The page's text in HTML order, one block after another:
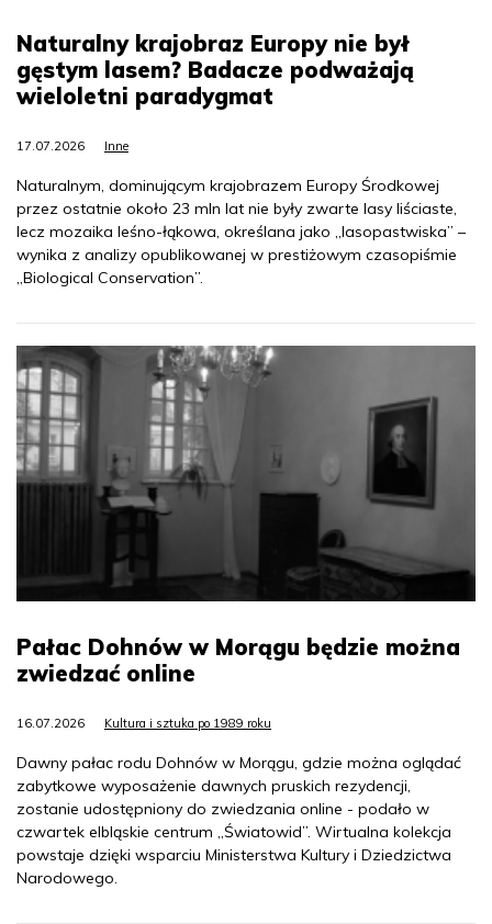
Naturalny krajobraz Europy nie był
gęstym lasem? Badacze podważają
wieloletni paradygmat
17.07.2026 Inne
Naturalnym, dominującym krajobrazem Europy Środkowej
przez ostatnie około 23 mln lat nie były zwarte lasy liściaste,
lecz mozaika leśno-łąkowa, określana jako „lasopastwiska” –
wynika z analizy opublikowanej w prestiżowym czasopiśmie
„Biological Conservation”.
Pałac Dohnów w Morągu będzie można
zwiedzać online
16.07.2026 Kultura i sztuka po 1989 roku
Dawny pałac rodu Dohnów w Morągu, gdzie można oglądać
zabytkowe wyposażenie dawnych pruskich rezydencji,
zostanie udostępniony do zwiedzania online - podało w
czwartek elbląskie centrum „Światowid”. Wirtualna kolekcja
powstaje dzięki wsparciu Ministerstwa Kultury i Dziedzictwa
Narodowego.